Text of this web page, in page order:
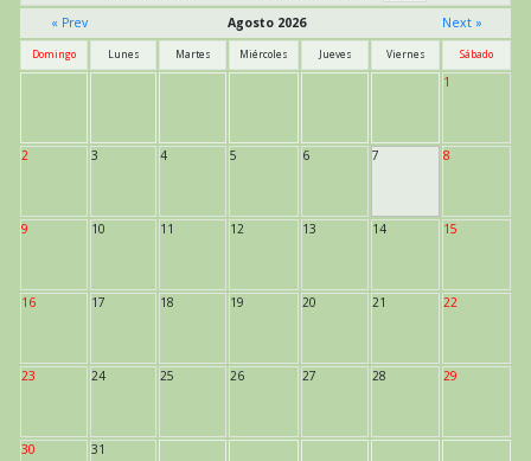
« Prev
Agosto 2026 Next »
Domingo Lunes Martes Miércoles Jueves Viernes Sábado
1
2 3 4 5 6 7 8
9 10 11 12 13 14 15
16 17 18 19 20 21 22
23 24 25 26 27 28 29
30 31